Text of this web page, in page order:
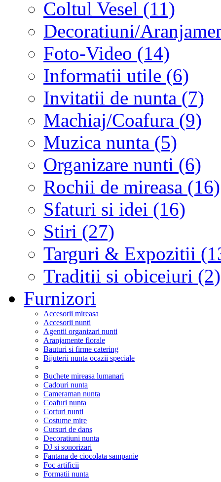
Coltul Vesel (11)
Decoratiuni/
Foto-Video (14)
Informatii utile (6)
Invitatii de nunta (7)
Machiaj/Coafura (9)
Muzica nunta (5)
Organizare nunti (6)
Rochii de mireasa (16)
Sfaturi si idei (16)
Stiri (27)
Targuri & Expozitii
Traditii si obiceiuri (2)
Furnizori
Accesorii mireasa
Accesorii nunti
Agentii organizari nunti
Aranjamente florale
Bauturi si firme catering
Bijuterii nunta ocazii speciale
Buchete mireasa lumanari
Cadouri nunta
Cameraman nunta
Coafuri nunta
Corturi nunti
Costume mire
Cursuri de dans
Decoratiuni nunta
DJ si sonorizari
Fantana de ciocolata sampanie
Foc artificii
Formatii nunta